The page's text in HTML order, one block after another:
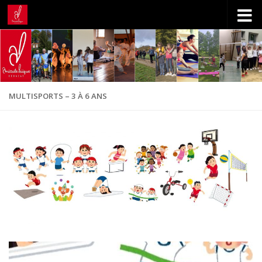
Skip to content
MULTISPORTS – 3 À 6 ANS